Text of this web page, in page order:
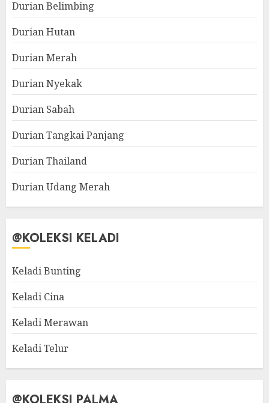
Durian Belimbing
Durian Hutan
Durian Merah
Durian Nyekak
Durian Sabah
Durian Tangkai Panjang
Durian Thailand
Durian Udang Merah
@KOLEKSI KELADI
Keladi Bunting
Keladi Cina
Keladi Merawan
Keladi Telur